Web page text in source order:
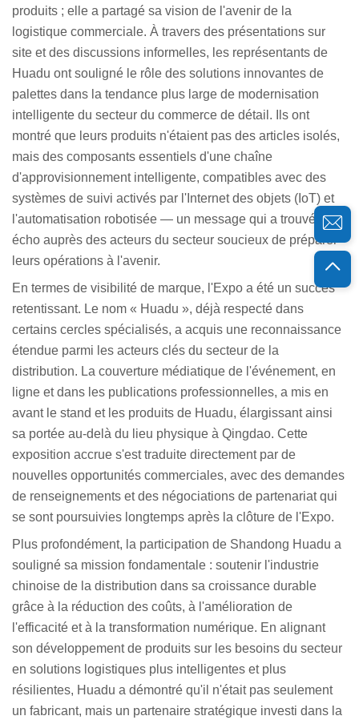
produits ; elle a partagé sa vision de l'avenir de la
logistique commerciale. À travers des présentations sur
site et des discussions informelles, les représentants de
Huadu ont souligné le rôle des solutions innovantes de
palettes dans la tendance plus large de modernisation
intelligente du secteur du commerce de détail. Ils ont
montré que leurs produits n'étaient pas des articles isolés,
mais des composants essentiels d'une chaîne
d'approvisionnement intelligente, compatibles avec des
systèmes de suivi activés par l'Internet des objets (IoT) et
l'automatisation robotisée — un message qui a trouvé un
écho auprès des acteurs du secteur soucieux de préparer
leurs opérations à l'avenir.
En termes de visibilité de marque, l'Expo a été un succès
retentissant. Le nom « Huadu », déjà respecté dans
certains cercles spécialisés, a acquis une reconnaissance
étendue parmi les acteurs clés du secteur de la
distribution. La couverture médiatique de l'événement, en
ligne et dans les publications professionnelles, a mis en
avant le stand et les produits de Huadu, élargissant ainsi
sa portée au-delà du lieu physique à Qingdao. Cette
exposition accrue s'est traduite directement par de
nouvelles opportunités commerciales, avec des demandes
de renseignements et des négociations de partenariat qui
se sont poursuivies longtemps après la clôture de l'Expo.
Plus profondément, la participation de Shandong Huadu a
souligné sa mission fondamentale : soutenir l'industrie
chinoise de la distribution dans sa croissance durable
grâce à la réduction des coûts, à l'amélioration de
l'efficacité et à la transformation numérique. En alignant
son développement de produits sur les besoins du secteur
en solutions logistiques plus intelligentes et plus
résilientes, Huadu a démontré qu'il n'était pas seulement
un fabricant, mais un partenaire stratégique investi dans la